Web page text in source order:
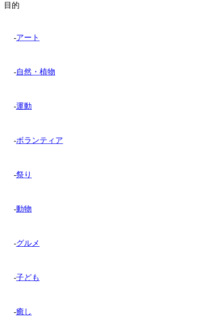
目的
-アート
-自然・植物
-運動
-ボランティア
-祭り
-動物
-グルメ
-子ども
-癒し